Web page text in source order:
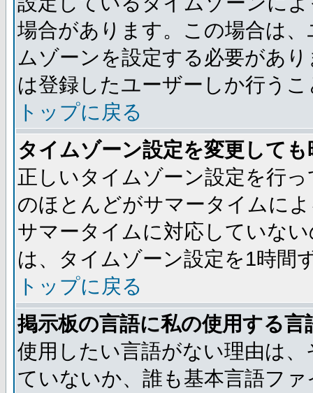
場合があります。この場合は
ムゾーンを設定する必要があ
は登録したユーザーしか行う
トップに戻る
タイムゾーン設定を変更して
正しいタイムゾーン設定を行
のほとんどがサマータイムに
サマータイムに対応していな
は、タイムゾーン設定を1時間
トップに戻る
掲示板の言語に私の使用する
使用したい言語がない理由は
ていないか、誰も基本言語フ